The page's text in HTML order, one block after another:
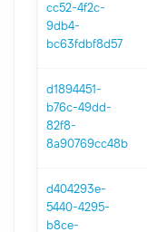
cc52-4f2c-
9db4-
bc63fdbf8d57
d1894451-
b76c-49dd-
82f8-
8a90769cc48b
d404293e-
5440-4295-
b8ce-